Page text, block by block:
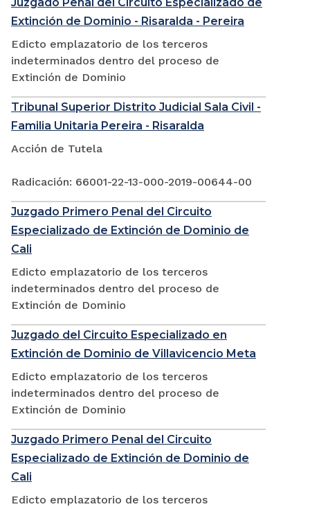
Extinción de Dominio - Risaralda - Pereira
Edicto emplazatorio de los terceros
indeterminados dentro del proceso de
Extinción de Dominio
Tribunal Superior Distrito Judicial Sala Civil -
Familia Unitaria Pereira - Risaralda
Acción de Tutela
Radicación: 66001-22-13-000-2019-00644-00
Juzgado Primero Penal del Circuito
Especializado de Extinción de Dominio de
Cali
Edicto emplazatorio de los terceros
indeterminados dentro del proceso de
Extinción de Dominio
Juzgado del Circuito Especializado en
Extinción de Dominio de Villavicencio Meta
Edicto emplazatorio de los terceros
indeterminados dentro del proceso de
Extinción de Dominio
Juzgado Primero Penal del Circuito
Especializado de Extinción de Dominio de
Cali
Edicto emplazatorio de los terceros